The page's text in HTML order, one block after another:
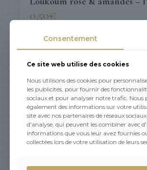
0,50€
Consentement
Ce site web utilise des cookies
Nous utilisons des cookies pour
les publicités, pour fournir des
sociaux et pour analyser notre trafic. Nous
également des informations sur votre
site avec nos partenaires de réseaux
d'analyse, qui peuvent les combiner avec
informations que vous leur avez fournies
collectées lors de votre utilisation de leurs